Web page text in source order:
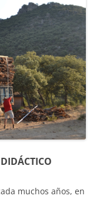
muchos años, en